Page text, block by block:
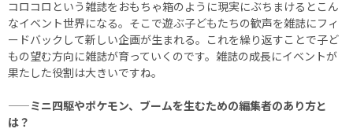
コロコロという雑誌をおもちゃ箱のように現実にぶちまけるとこん
なイベント世界になる。そこで遊ぶ子どもたちの歓声を雑誌にフィ
ードバックして新しい企画が生まれる。これを繰り返すことで子ど
もの望む方向に雑誌が育っていくのです。雑誌の成長にイベントが
果たした役割は大きいですね。
——ミニ四駆やポケモン、ブームを生むための編集者のあり方と
は？